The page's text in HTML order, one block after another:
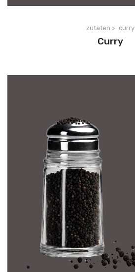
zutaten > curry
Curry